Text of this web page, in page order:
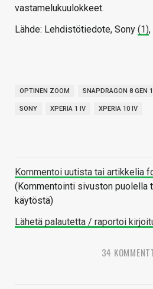
vastamelukuulokkeet.
Lähde: Lehdistötiedote, Sony (1),
OPTINEN ZOOM SNAPDRAGON 8 GEN 1
SONY XPERIA 1 IV XPERIA 10 IV
Kommentoi uutista tai artikkelia
(Kommentointi sivuston
käytöstä)
Lähetä palautetta / raportoi
34